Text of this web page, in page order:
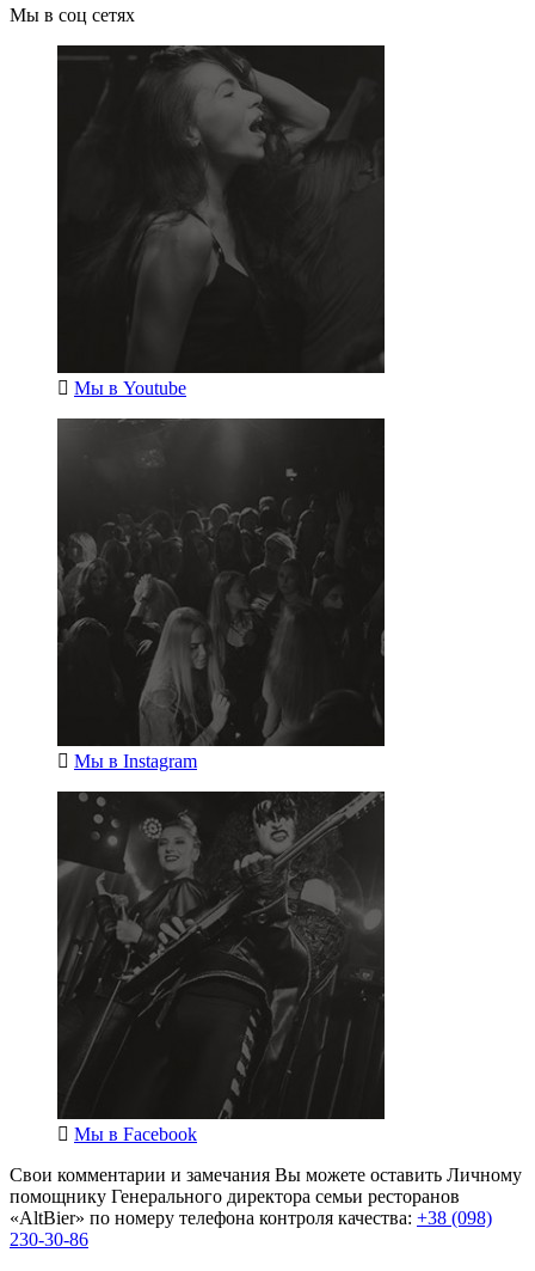
Мы в соц сетях
Мы в Youtube
Мы в Instagram
Мы в Facebook
Свои комментарии и замечания Вы можете оставить Личному
помощнику Генерального директора семьи ресторанов
«AltBier» по номеру телефона контроля качества: +38 (098)
230-30-86